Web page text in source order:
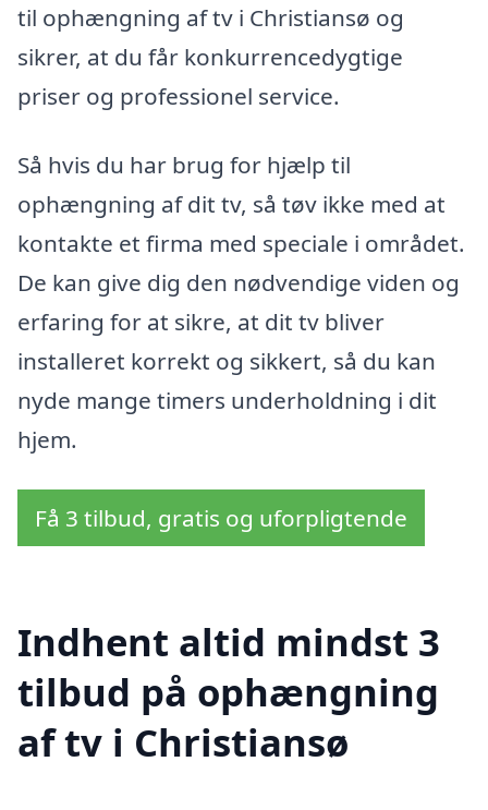
til ophængning af tv i Christiansø og
sikrer, at du får konkurrencedygtige
priser og professionel service.
Så hvis du har brug for hjælp til
ophængning af dit tv, så tøv ikke med at
kontakte et firma med speciale i området.
De kan give dig den nødvendige viden og
erfaring for at sikre, at dit tv bliver
installeret korrekt og sikkert, så du kan
nyde mange timers underholdning i dit
hjem.
Få 3 tilbud, gratis og uforpligtende
Indhent altid mindst 3
tilbud på ophængning
af tv i Christiansø